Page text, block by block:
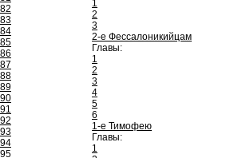
82
83
84
85
86
87
88
89
90
91
92
93
94
95
1
2
3
2-е Фессалоникийцам
Главы:
1
2
3
4
5
6
1-е Тимофею
Главы:
1